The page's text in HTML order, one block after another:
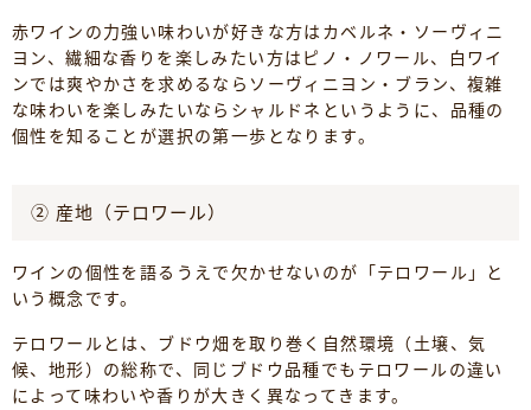
赤ワインの力強い味わいが好きな方はカベルネ・ソーヴィニ
ヨン、繊細な香りを楽しみたい方はピノ・ノワール、白ワイ
ンでは爽やかさを求めるならソーヴィニヨン・ブラン、複雑
な味わいを楽しみたいならシャルドネというように、品種の
個性を知ることが選択の第一歩となります。
② 産地（テロワール）
ワインの個性を語るうえで欠かせないのが「テロワール」と
いう概念です。
テロワールとは、ブドウ畑を取り巻く自然環境（土壌、気
候、地形）の総称で、同じブドウ品種でもテロワールの違い
によって味わいや香りが大きく異なってきます。